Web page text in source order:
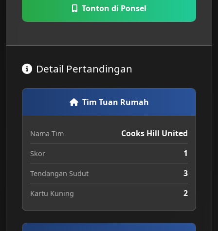
Tonton di Ponsel
Detail Pertandingan
Tim Tuan Rumah
Nama Tim Cooks Hill United
Skor 1
Tendangan Sudut 3
Kartu Kuning 2